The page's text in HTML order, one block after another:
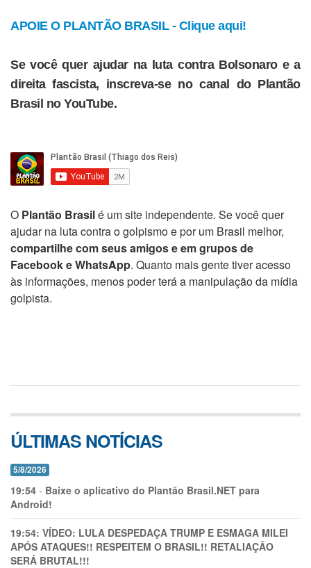
APOIE O PLANTÃO BRASIL - Clique aqui!
Se você quer ajudar na luta contra Bolsonaro e a
direita fascista, inscreva-se no canal do Plantão
Brasil no YouTube.
O Plantão Brasilé um site independente. Se você quer
ajudar na luta contra o golpismo e por um Brasil melhor,
compartilhe com seus amigos e em grupos de
Facebook e WhatsApp. Quanto mais gente tiver acesso
às informações, menos poder terá a manipulação da mídia
golpista.
ÚLTIMAS NOTÍCIAS
5/8/2026
19:54 - Baixe o aplicativo do Plantão Brasil.NET para
Android!
19:54: VÍDEO: LULA DESPEDAÇA TRUMP E ESMAGA MILEI
APÓS ATAQUES!! RESPEITEM O BRASIL!! RETALIAÇÃO
SERÁ BRUTAL!!!